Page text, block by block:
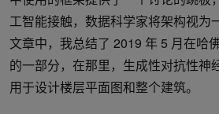
工智能接触，数据科学家将架构视为
文章中，我总结了 2019 年 5 月在哈
的一部分，在那里，生成性对抗性神
用于设计楼层平面图和整个建筑。